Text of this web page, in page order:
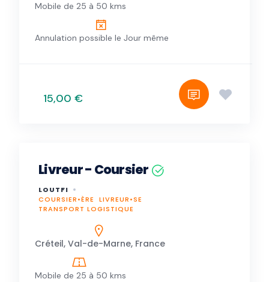
Mobile de 25 à 50 kms
Annulation possible le Jour même
15,00 €
Livreur - Coursier
LOUTFI
COURSIER•ÈRE
LIVREUR•SE
TRANSPORT LOGISTIQUE
Créteil, Val-de-Marne, France
Mobile de 25 à 50 kms